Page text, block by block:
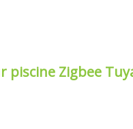
piscine Zigbee